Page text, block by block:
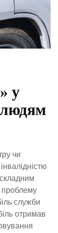
у
чи
проблему
служби
отримав